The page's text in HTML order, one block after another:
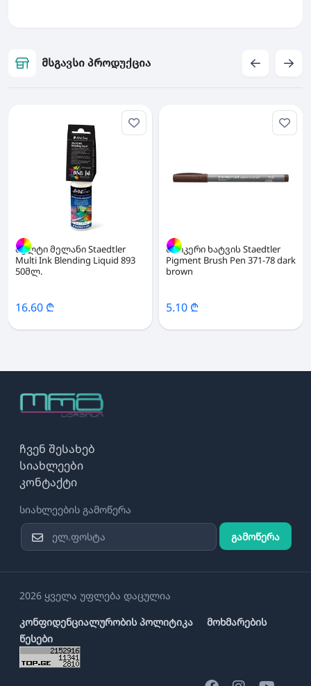
მსგავსი პროდუქცია
მულტი მელანი Staedtler
Multi Ink Blending Liquid 893
50მლ.
16.60 ₾
მარკერი ხატვის Staedtler
Pigment Brush Pen 371-78 dark
brown
5.10 ₾
ჩვენ შესახებ
სიახლეები
კონტაქტი
სიახლეების გამოწერა
გამოწერა
2026 ყველა უფლება დაცულია
კონფიდენციალურობის პოლიტიკა
მოხმარების
წესები